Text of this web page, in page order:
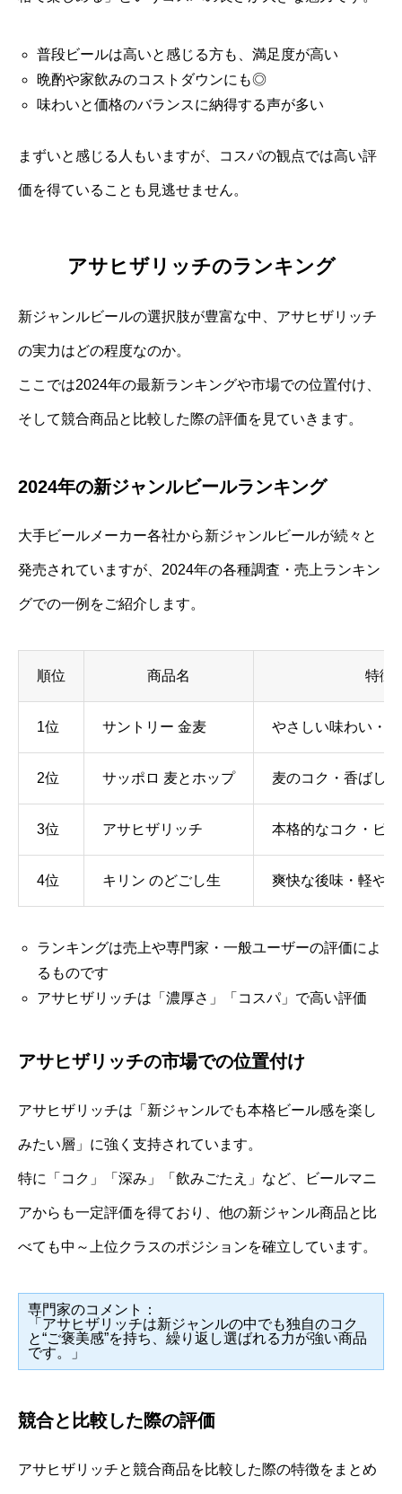
普段ビールは高いと感じる方も、満足度が高い
晩酌や家飲みのコストダウンにも◎
味わいと価格のバランスに納得する声が多い
まずいと感じる人もいますが、コスパの観点では高い評
価を得ていることも見逃せません。
アサヒザリッチのランキング
新ジャンルビールの選択肢が豊富な中、アサヒザリッチ
の実力はどの程度なのか。
ここでは2024年の最新ランキングや市場での位置付け、
そして競合商品と比較した際の評価を見ていきます。
2024年の新ジャンルビールランキング
大手ビールメーカー各社から新ジャンルビールが続々と
発売されていますが、2024年の各種調査・売上ランキン
グでの一例をご紹介します。
順位 商品名 特徴
1位 サントリー 金麦 やさしい味わい・
2位 サッポロ 麦とホップ 麦のコク・香ばしさ
3位 アサヒザリッチ 本格的なコク・ビ
4位 キリン のどごし生 爽快な後味・軽や
ランキングは売上や専門家・一般ユーザーの評価によ
るものです
アサヒザリッチは「濃厚さ」「コスパ」で高い評価
アサヒザリッチの市場での位置付け
アサヒザリッチは「新ジャンルでも本格ビール感を楽し
みたい層」に強く支持されています。
特に「コク」「深み」「飲みごたえ」など、ビールマニ
アからも一定評価を得ており、他の新ジャンル商品と比
べても中～上位クラスのポジションを確立しています。
専門家のコメント：
「アサヒザリッチは新ジャンルの中でも独自のコク
と“ご褒美感”を持ち、繰り返し選ばれる力が強い商品
です。」
競合と比較した際の評価
アサヒザリッチと競合商品を比較した際の特徴をまとめ